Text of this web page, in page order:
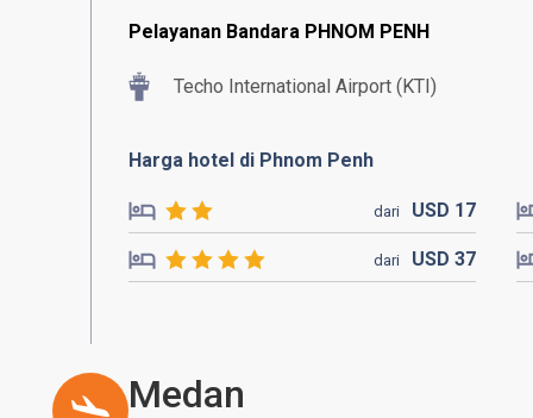
Pelayanan Bandara PHNOM PENH
Techo International Airport (KTI)
Harga hotel di Phnom Penh
dari USD 17
dari USD 37
Medan